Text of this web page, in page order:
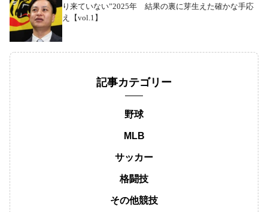
り来ていない”2025年 結果の裏に芽生えた確かな手応
え【vol.1】
記事カテゴリー
野球
MLB
サッカー
格闘技
その他競技